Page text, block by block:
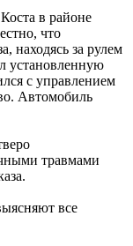
в районе
что
находясь за рулем
установленную
с управлением
Автомобиль
травмами
все